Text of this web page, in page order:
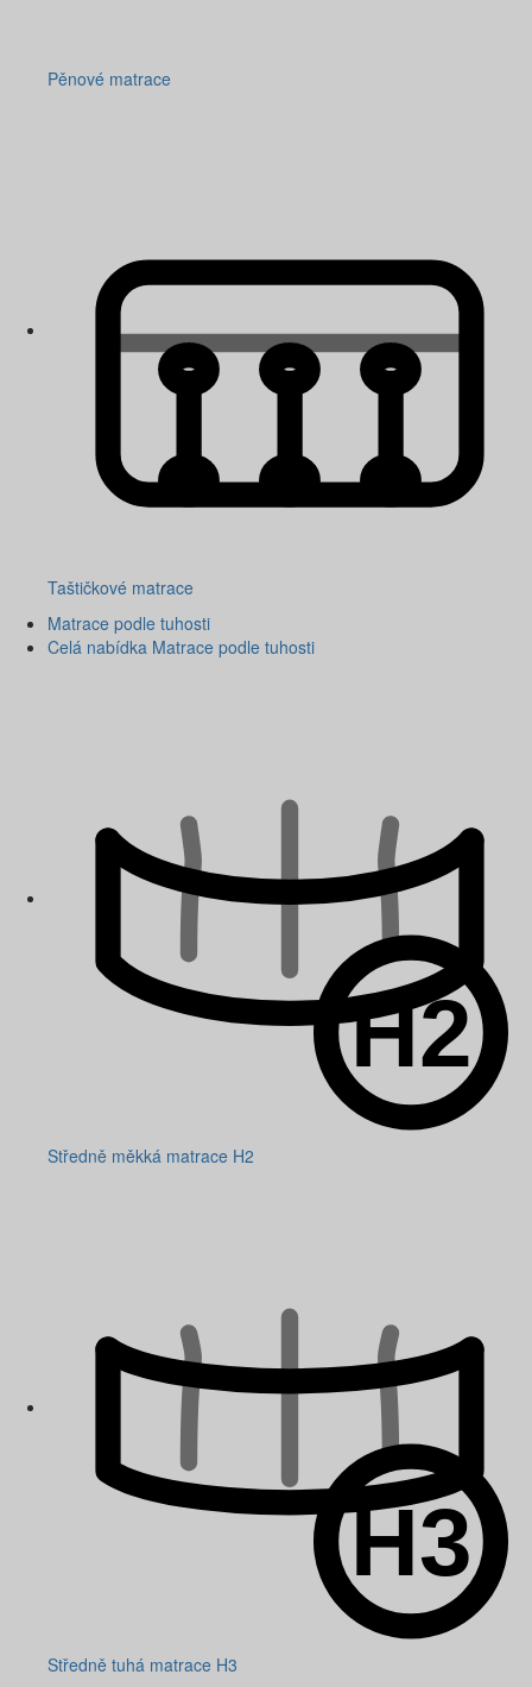
Pěnové matrace
Taštičkové matrace
Matrace podle tuhosti
Celá nabídka Matrace podle tuhosti
Středně měkká matrace H2
Středně tuhá matrace H3